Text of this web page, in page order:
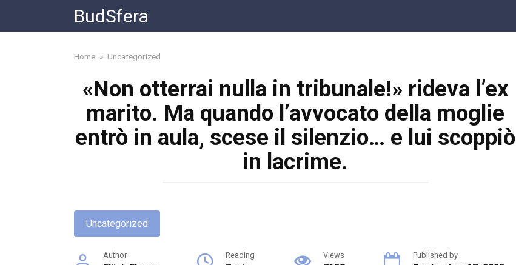
content
BudSfera
Home » Uncategorized
«Non otterrai nulla in tribunale!» rideva l’ex
marito. Ma quando l’avvocato della moglie
entrò in aula, scese il silenzio… e lui scoppiò
in lacrime.
Uncategorized
Author Reading Views Published by